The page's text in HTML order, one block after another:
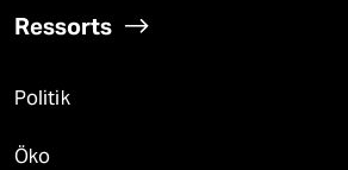
Ressorts
Politik
Öko